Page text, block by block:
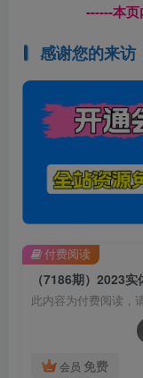
------本
感谢您的来访
此内容为付费阅读，
会员 免费
付费阅读